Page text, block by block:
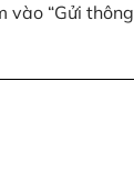
vào “Gửi thông